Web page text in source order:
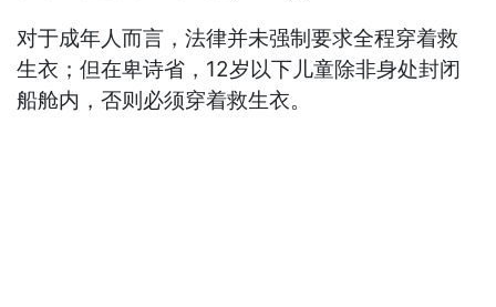
对于成年人而言，法律并未强制要求全程穿着救
生衣；但在卑诗省，12岁以下儿童除非身处封闭
船舱内，否则必须穿着救生衣。